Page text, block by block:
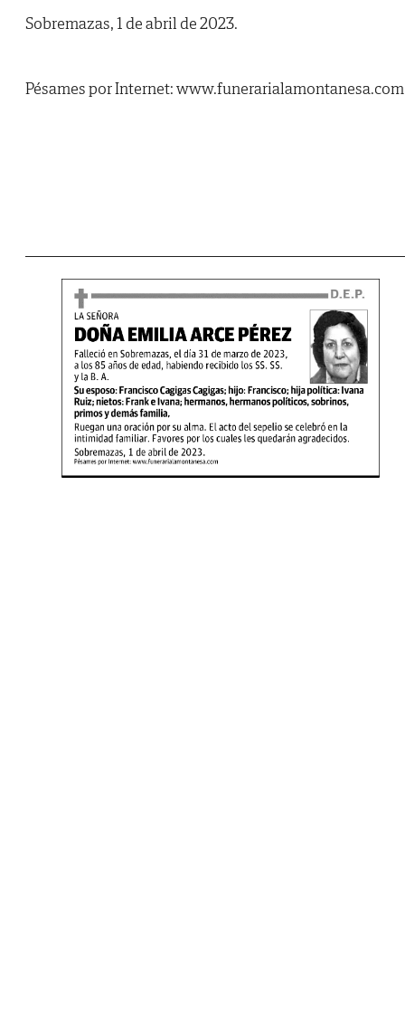
Sobremazas, 1 de abril de 2023.
Pésames por Internet: www.funerarialamontanesa.com